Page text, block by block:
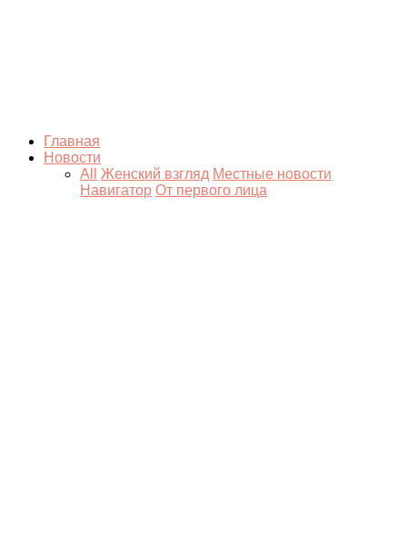
Главная
Новости
All
Женский взгляд Местные новости
Навигатор От первого лица